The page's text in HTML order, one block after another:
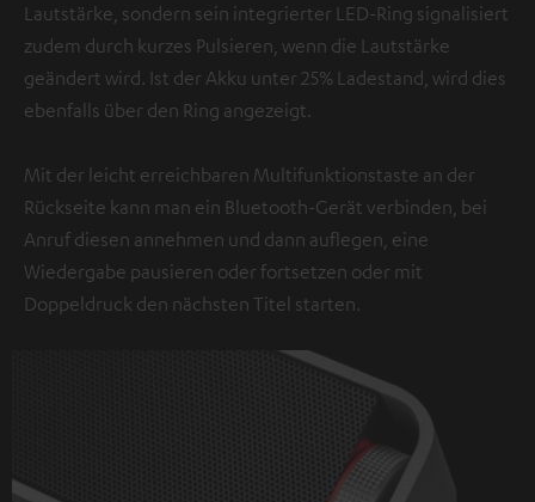
Lautstärke, sondern sein integrierter LED-Ring signalisiert
zudem durch kurzes Pulsieren, wenn die Lautstärke
geändert wird. Ist der Akku unter 25% Ladestand, wird dies
ebenfalls über den Ring angezeigt.
Mit der leicht erreichbaren Multifunktionstaste an der
Rückseite kann man ein Bluetooth-Gerät verbinden, bei
Anruf diesen annehmen und dann auflegen, eine
Wiedergabe pausieren oder fortsetzen oder mit
Doppeldruck den nächsten Titel starten.